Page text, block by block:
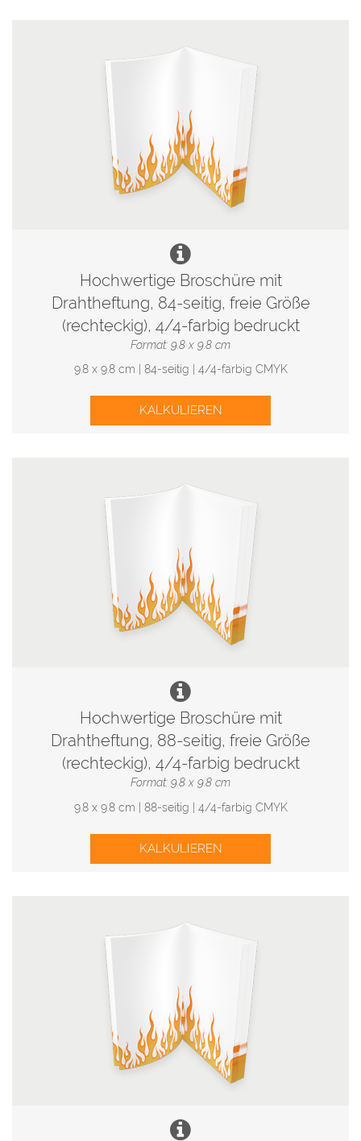
Hochwertige Broschüre mit
Drahtheftung, 84-seitig, freie Größe
(rechteckig), 4/4-farbig bedruckt
Format: 9.8 x 9.8 cm
9.8 x 9.8 cm | 84-seitig | 4/4-farbig CMYK
KALKULIEREN
Hochwertige Broschüre mit
Drahtheftung, 88-seitig, freie Größe
(rechteckig), 4/4-farbig bedruckt
Format: 9.8 x 9.8 cm
9.8 x 9.8 cm | 88-seitig | 4/4-farbig CMYK
KALKULIEREN